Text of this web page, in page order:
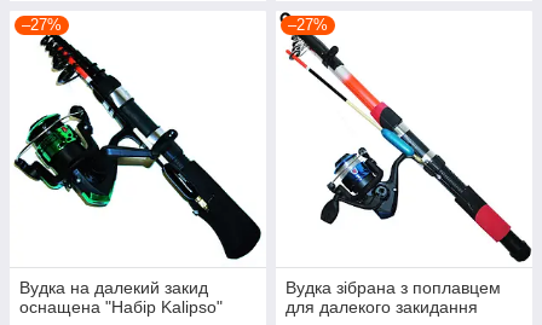
–27%
Вудка на далекий закид
оснащена "Набір Kalipso"
–27%
Вудка зібрана з поплавцем
для далекого закидання